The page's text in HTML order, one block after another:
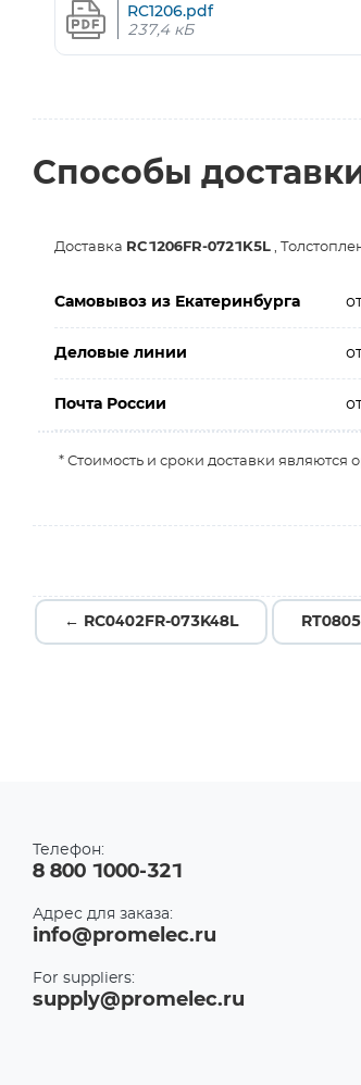
RC1206.pdf
237,4 кБ
Способы
Доставка RC1206FR-0721K5L ,
Самовывоз из Екатеринбурга
Деловые линии
Почта России
* Стоимость и сроки доставки
← RC0402FR-073K48L
Телефон:
8 800 1000-321
Адрес для заказа:
info@promelec.ru
For suppliers:
supply@promelec.ru